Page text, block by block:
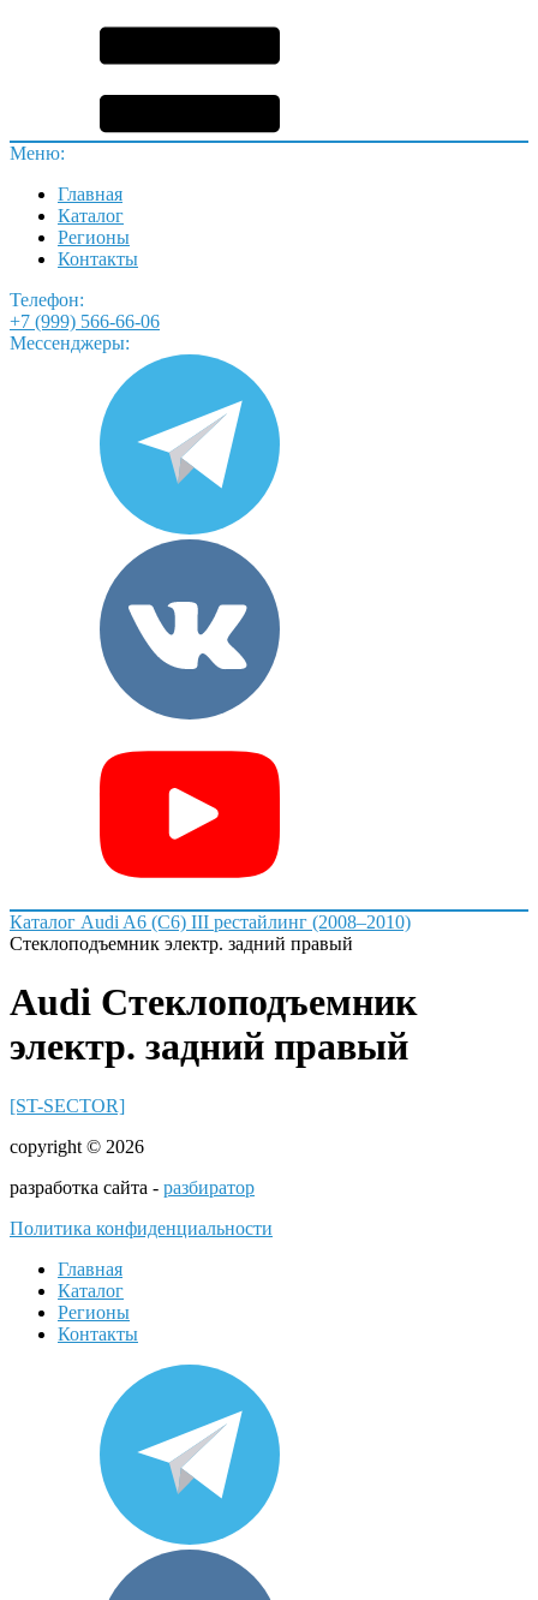
Меню:
Главная
Каталог
Регионы
Контакты
Телефон:
+7 (999) 566-66-06
Мессенджеры:
Каталог Audi A6 (C6) III рестайлинг (2008–2010)
Стеклоподъемник электр. задний правый
Audi Стеклоподъемник
электр. задний правый
[ST-SECTOR]
copyright © 2026
разработка сайта - разбиратор
Политика конфиденциальности
Главная
Каталог
Регионы
Контакты